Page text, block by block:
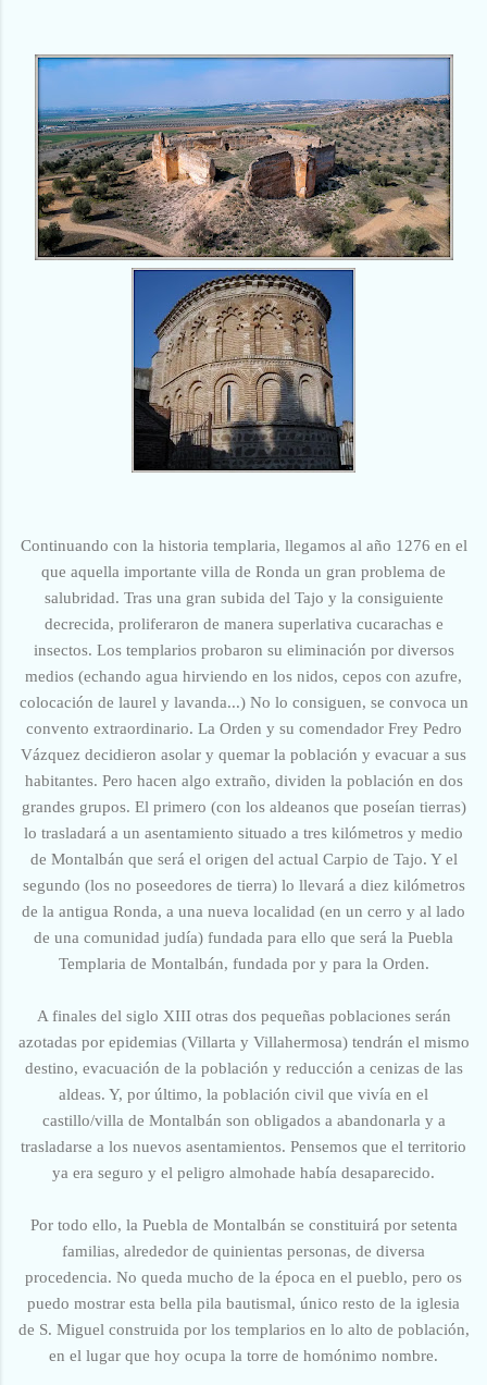
Continuando con la historia templaria, llegamos al año 1276 en el
que aquella importante villa de Ronda un gran problema de
salubridad. Tras una gran subida del Tajo y la consiguiente
decrecida, proliferaron de manera superlativa cucarachas e
insectos. Los templarios probaron su eliminación por diversos
medios (echando agua hirviendo en los nidos, cepos con azufre,
colocación de laurel y lavanda...) No lo consiguen, se convoca un
convento extraordinario. La Orden y su comendador Frey Pedro
Vázquez decidieron asolar y quemar la población y evacuar a sus
habitantes. Pero hacen algo extraño, dividen la población en dos
grandes grupos. El primero (con los aldeanos que poseían tierras)
lo trasladará a un asentamiento situado a tres kilómetros y medio
de Montalbán que será el origen del actual Carpio de Tajo. Y el
segundo (los no poseedores de tierra) lo llevará a diez kilómetros
de la antigua Ronda, a una nueva localidad (en un cerro y al lado
de una comunidad judía) fundada para ello que será la Puebla
Templaria de Montalbán, fundada por y para la Orden.
A finales del siglo XIII otras dos pequeñas poblaciones serán
azotadas por epidemias (Villarta y Villahermosa) tendrán el mismo
destino, evacuación de la población y reducción a cenizas de las
aldeas. Y, por último, la población civil que vivía en el
castillo/villa de Montalbán son obligados a abandonarla y a
trasladarse a los nuevos asentamientos. Pensemos que el territorio
ya era seguro y el peligro almohade había desaparecido.
Por todo ello, la Puebla de Montalbán se constituirá por setenta
familias, alrededor de quinientas personas, de diversa
procedencia. No queda mucho de la época en el pueblo, pero os
puedo mostrar esta bella pila bautismal, único resto de la iglesia
de S. Miguel construida por los templarios en lo alto de población,
en el lugar que hoy ocupa la torre de homónimo nombre.